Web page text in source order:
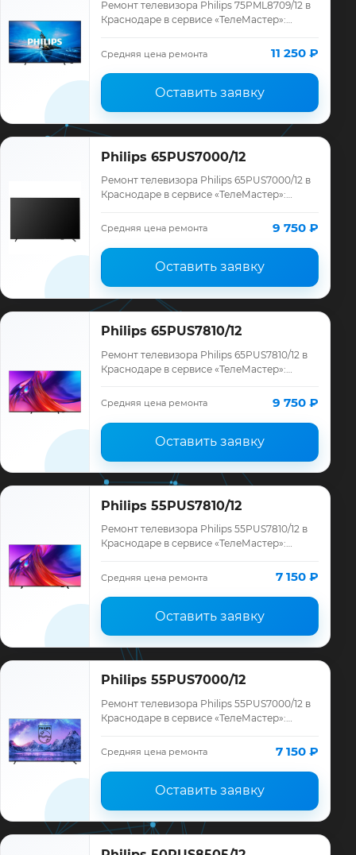
Ремонт телевизора Philips 75PML8709/12 в
Краснодаре в сервисе «ТелеМастер»:
ремонта, запчасти и гарантия до 12
месяце…
Средняя цена ремонта 11 250 ₽
Оставить заявку
Philips 65PUS7000/12
Ремонт телевизора Philips 65PUS7000/12 в
Краснодаре в сервисе «ТелеМастер»:
ремонта, запчасти и гарантия до 12
Средняя цена ремонта 9 750 ₽
Оставить заявку
Philips 65PUS7810/12
Ремонт телевизора Philips 65PUS7810/12 в
Краснодаре в сервисе «ТелеМастер»:
ремонта, запчасти и гарантия до 12
месяце…
Средняя цена ремонта 9 750 ₽
Оставить заявку
Philips 55PUS7810/12
Ремонт телевизора Philips 55PUS7810/12 в
Краснодаре в сервисе «ТелеМастер»:
ремонта, запчасти и гарантия до 12
месяце…
Средняя цена ремонта 7 150 ₽
Оставить заявку
Philips 55PUS7000/12
Ремонт телевизора Philips 55PUS7000/12 в
Краснодаре в сервисе «ТелеМастер»:
ремонта, запчасти и гарантия до 12
месяце…
Средняя цена ремонта 7 150 ₽
Оставить заявку